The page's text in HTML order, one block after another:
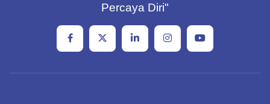
Percaya Diri"